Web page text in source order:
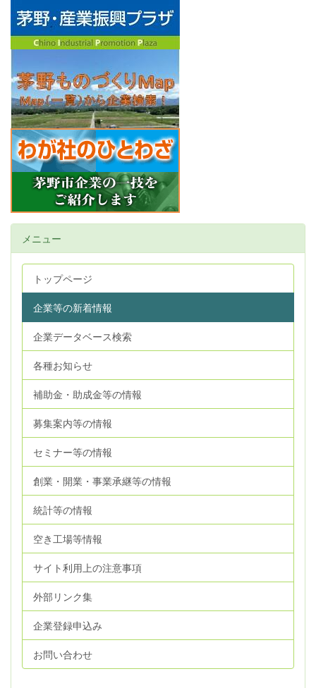
メニュー
トップページ
企業等の新着情報
企業データベース検索
各種お知らせ
補助金・助成金等の情報
募集案内等の情報
セミナー等の情報
創業・開業・事業承継等の情報
統計等の情報
空き工場等情報
サイト利用上の注意事項
外部リンク集
企業登録申込み
お問い合わせ